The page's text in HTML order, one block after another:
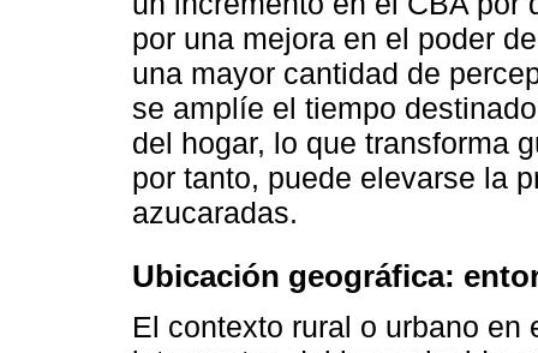
por una mejora en el poder
una mayor cantidad de
se amplíe el tiempo
del hogar, lo que transforma
por tanto, puede elevarse la
azucaradas.
Ubicación geográfica:
El contexto rural o urbano